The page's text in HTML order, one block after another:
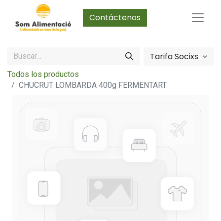
Contáctenos
Tarifa Socixs
Todos los productos
CHUCRUT LOMBARDA 400g FERMENTART